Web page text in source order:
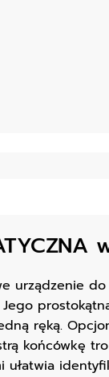
urządzenie
ręką.
końcówkę
ułatwia